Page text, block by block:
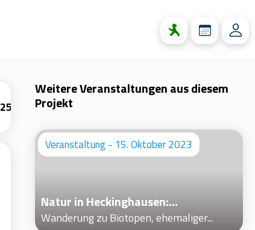
25 2
Weitere Veranstaltungen aus diesem
Projekt
Veranstaltung - 15. Oktober 2023
Natur in Heckinghausen:...
Wanderung zu Biotopen, ehemaliger...